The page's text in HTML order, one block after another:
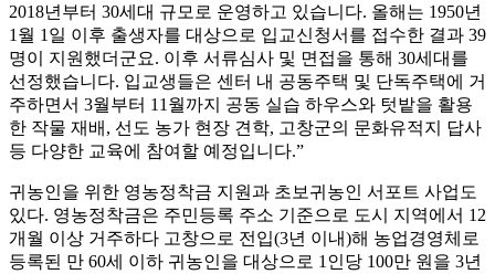
2018년부터 30세대 규모로 운영하고 있습니다. 올해는 1950년
1월 1일 이후 출생자를 대상으로 입교신청서를 접수한 결과 39
명이 지원했더군요. 이후 서류심사 및 면접을 통해 30세대를
선정했습니다. 입교생들은 센터 내 공동주택 및 단독주택에 거
주하면서 3월부터 11월까지 공동 실습 하우스와 텃밭을 활용
한 작물 재배, 선도 농가 현장 견학, 고창군의 문화유적지 답사
등 다양한 교육에 참여할 예정입니다.”
귀농인을 위한 영농정착금 지원과 초보귀농인 서포트 사업도
있다. 영농정착금은 주민등록 주소 기준으로 도시 지역에서 12
개월 이상 거주하다 고창으로 전입(3년 이내)해 농업경영체로
등록된 만 60세 이하 귀농인을 대상으로 1인당 100만 원을 3년